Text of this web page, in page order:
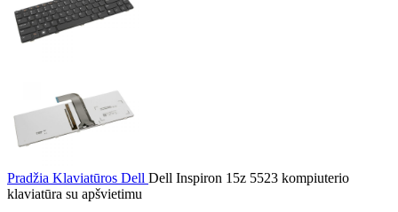
Pradžia Klaviatūros Dell Dell Inspiron 15z 5523 kompiuterio
klaviatūra su apšvietimu